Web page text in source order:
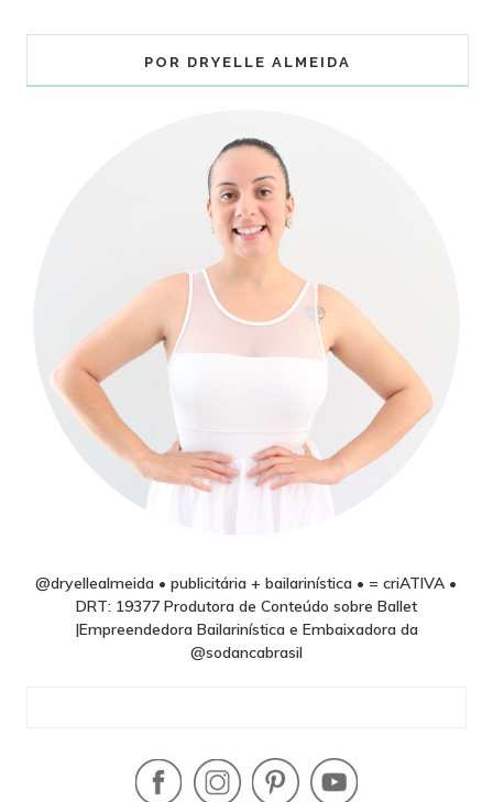
POR DRYELLE ALMEIDA
@dryellealmeida • publicitária + bailarinística • = criATIVA •
DRT: 19377 Produtora de Conteúdo sobre Ballet
|Empreendedora Bailarinística e Embaixadora da
@sodancabrasil